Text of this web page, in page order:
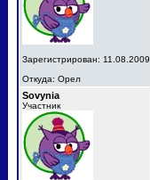
Зарегистрирован: 11.08.2009
Откуда: Орел
Sovynia
Участник